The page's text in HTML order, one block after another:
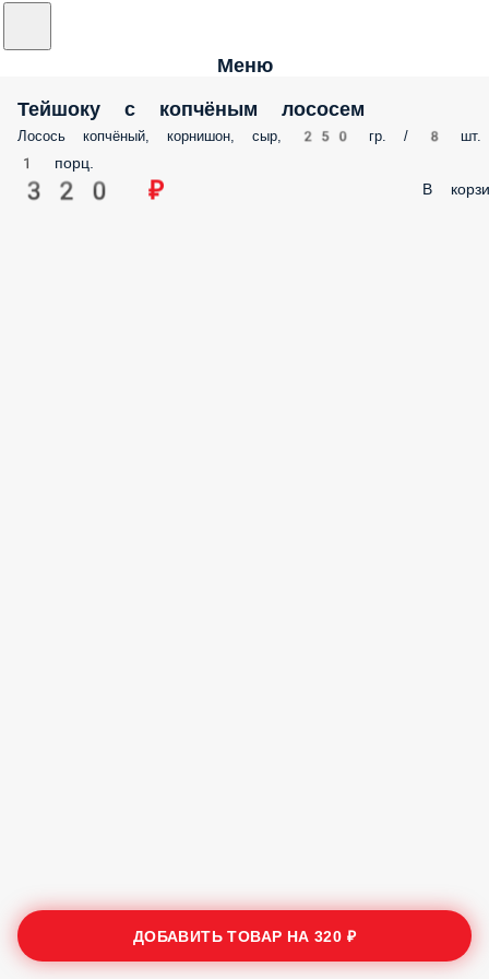
Меню
Тейшоку с копчёным лососем
Лосось копчёный, корнишон, сыр, 250 гр. / 8 шт.
1 порц.
320 ₽ В
ДОБАВИТЬ ТОВАР НА320 ₽